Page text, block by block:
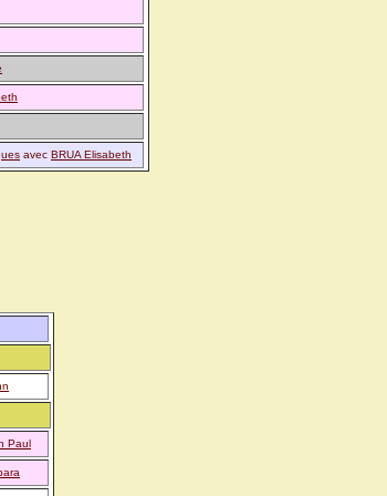
avec BRUA Elisabeth
Paul